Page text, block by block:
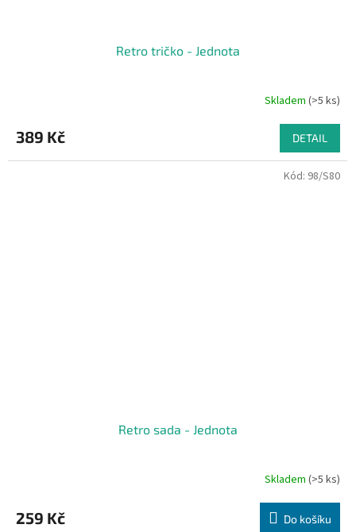
Retro tričko - Jednota
Skladem (>5 ks)
389 Kč DETAIL
Retro sada - Jednota
Skladem (>5 ks)
259 Kč Do košíku
Kód: 98/S80